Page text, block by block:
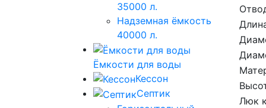
35000 л.
Надземная ёмкость
40000 л.
Ёмкости для воды
Кессон
Септик
Люк